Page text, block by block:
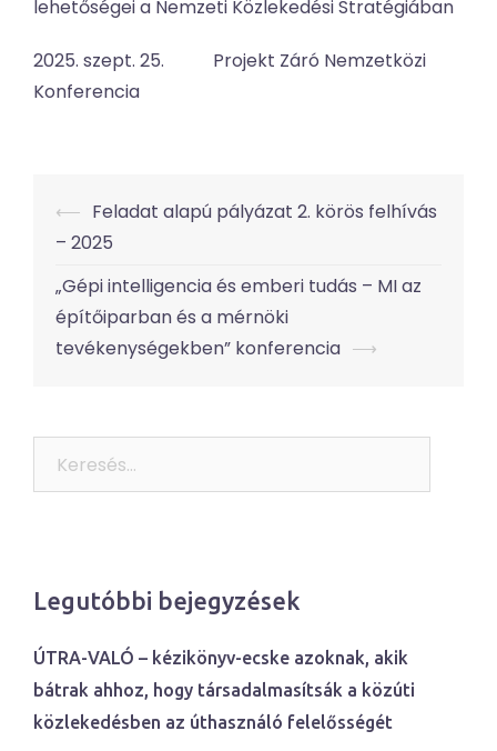
lehetőségei a Nemzeti Közlekedési Stratégiában
2025. szept. 25. Projekt Záró Nemzetközi
Konferencia
Post
navigation
⟵ Feladat alapú pályázat 2. körös felhívás
– 2025
„Gépi intelligencia és emberi tudás – MI az
építőiparban és a mérnöki
tevékenységekben” konferencia ⟶
Legutóbbi bejegyzések
ÚTRA-VALÓ – kézikönyv-ecske azoknak, akik
bátrak ahhoz, hogy társadalmasítsák a közúti
közlekedésben az úthasználó felelősségét